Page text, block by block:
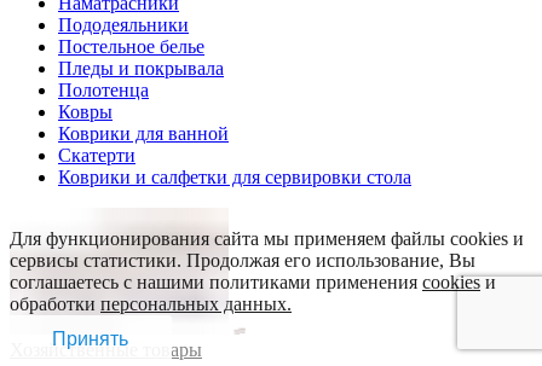
Пододеяльники
Постельное белье
Пледы и покрывала
Полотенца
Ковры
Коврики для ванной
Скатерти
Коврики и салфетки для сервировки стола
Хозяйственные товары
Для функционирования сайта мы применяем файлы cookies и
сервисы статистики. Продолжая его использование, Вы
соглашаетесь с нашими политиками применения cookiesи
обработки персональных данных.
Принять